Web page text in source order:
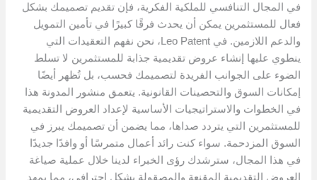
في المجال التنافسي للملكية الفكرية، فإن تقديم تصميمك بشكل
فعال للمستثمرين يمكن أن يحدث فرقًا كبيرًا في تأمين التمويل
والدعم اللازمين. في Leo Patent، نحن نفهم التعقيدات التي
ينطوي عليها إنشاء عروض تقديمية جذابة للمستثمرين لا تسلط
الضوء على الجوانب الفريدة لتصميمك فحسب، بل تُظهر أيضًا
إمكانات السوق والتحصينات القانونية. يتعمق منشور المدونة هذا
في الخطوات والاستراتيجيات الأساسية لإعداد العروض التقديمية
للمستثمرين التي يتردد صداها، مما يضمن أن تصميمك يبرز في
السوق المزدحمة. سواء كنت رائد أعمال متمرسًا أو وافدًا جديدًا
في هذا المجال، سترشدك رؤى الخبراء لدينا خلال عملية صياغة
العروض التقديمية المقنعة والمصقولة بشكل احترافي، مما يمهد